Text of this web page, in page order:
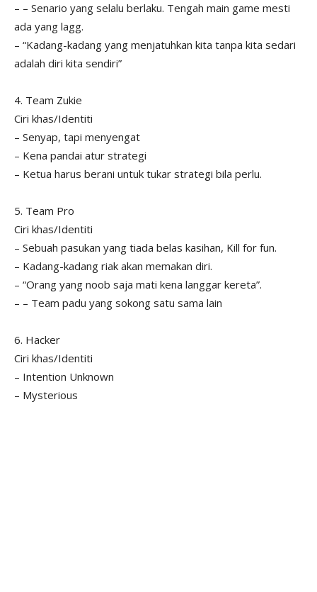
– – Senario yang selalu berlaku. Tengah main game mesti
ada yang lagg.
– “Kadang-kadang yang menjatuhkan kita tanpa kita sedari
adalah diri kita sendiri”
4. Team Zukie
Ciri khas/Identiti
– Senyap, tapi menyengat
– Kena pandai atur strategi
– Ketua harus berani untuk tukar strategi bila perlu.
5. Team Pro
Ciri khas/Identiti
– Sebuah pasukan yang tiada belas kasihan, Kill for fun.
– Kadang-kadang riak akan memakan diri.
– “Orang yang noob saja mati kena langgar kereta”.
– – Team padu yang sokong satu sama lain
6. Hacker
Ciri khas/Identiti
– Intention Unknown
– Mysterious